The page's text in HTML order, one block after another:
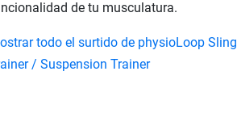
de tu musculatura.
todo el surtido de physioLoop Sling
/ Suspension Trainer